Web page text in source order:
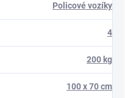
Policové vozíky
4
200 kg
100 x 70 cm